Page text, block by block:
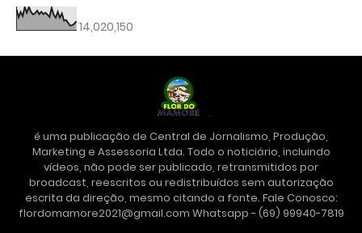
14,020,150
é uma publicação de Central de Jornalismo, Produção,
Marketing e Assessoria Ltda. Todo o noticiário, incluindo
vídeos, não pode ser publicado, retransmitidos por
broadcast, reescritos ou redistribuídos sem autorização
escrita da direção, mesmo citando a fonte. Fale Conosco:
flordomamore2021@gmail.com Whatsapp - (69) 99940-7819